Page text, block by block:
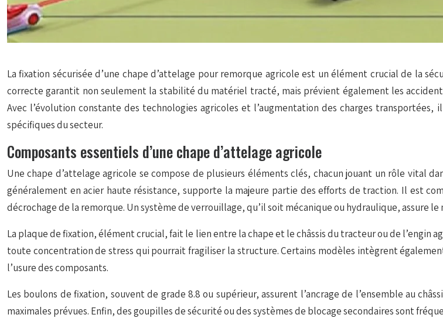
La fixation sécurisée d’une chape d’attelage pour remorque agricole est un élément crucial de la
correcte garantit non seulement la stabilité du matériel tracté, mais prévient également les
Avec l’évolution constante des technologies agricoles et l’augmentation des charges
spécifiques du secteur.
Composants essentiels d’une chape d’attelage agricole
Une chape d’attelage agricole se compose de plusieurs éléments clés, chacun jouant un rôle vital
généralement en acier haute résistance, supporte la majeure partie des efforts de traction. Il est
décrochage de la remorque. Un système de verrouillage, qu’il soit mécanique ou hydraulique, assure
La plaque de fixation, élément crucial, fait le lien entre la chape et le châssis du tracteur ou de
toute concentration de stress qui pourrait fragiliser la structure. Certains modèles intègrent
l’usure des composants.
Les boulons de fixation, souvent de grade 8.8 ou supérieur, assurent l’ancrage de l’ensemble au
maximales prévues. Enfin, des goupilles de sécurité ou des systèmes de blocage secondaires sont